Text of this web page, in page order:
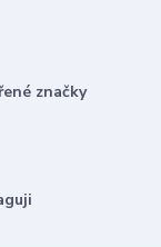
značky